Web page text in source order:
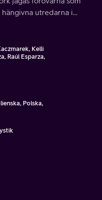
utredarna i
Kelli
Raúl Esparza,
Polska,